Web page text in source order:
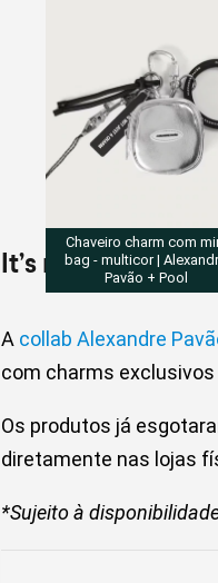
Chaveiro charm com
bag - multicor |
Pavão + Pool
It’s not just a
A collab Alexandre
com charms exclusivos
Os produtos já
diretamente nas lojas
*Sujeito à